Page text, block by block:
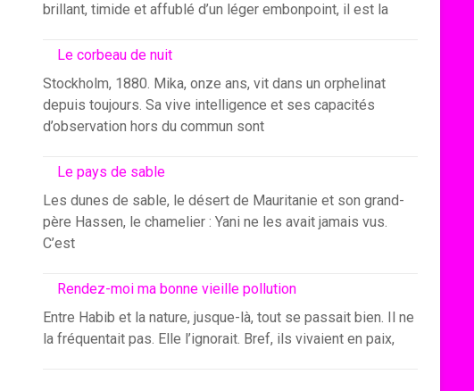
brillant, timide et affublé d’un léger embonpoint, il est la
Le corbeau de nuit
Stockholm, 1880. Mika, onze ans, vit dans un orphelinat
depuis toujours. Sa vive intelligence et ses capacités
d’observation hors du commun sont
Le pays de sable
Les dunes de sable, le désert de Mauritanie et son grand-
père Hassen, le chamelier : Yani ne les avait jamais vus.
C’est
Rendez-moi ma bonne vieille pollution
Entre Habib et la nature, jusque-là, tout se passait bien. Il ne
la fréquentait pas. Elle l’ignorait. Bref, ils vivaient en paix,